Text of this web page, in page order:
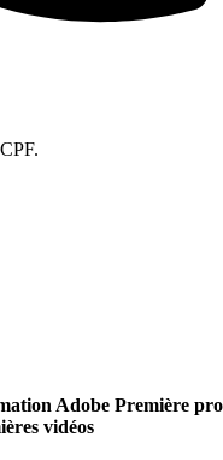
Adobe Première pro
vidéos